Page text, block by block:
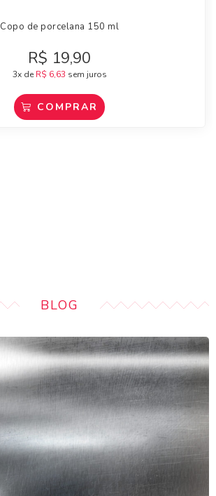
Copo de porcelana 150 ml
R$ 19,90
3x de R$ 6,63 sem juros
COMPRAR
BLOG